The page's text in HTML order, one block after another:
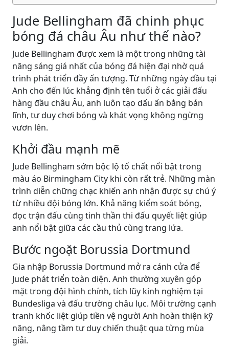
Jude Bellingham đã chinh phục
bóng đá châu Âu như thế nào?
Jude Bellingham được xem là một trong những tài
năng sáng giá nhất của bóng đá hiện đại nhờ quá
trình phát triển đầy ấn tượng. Từ những ngày đầu tại
Anh cho đến lúc khẳng định tên tuổi ở các giải đấu
hàng đầu châu Âu, anh luôn tạo dấu ấn bằng bản
lĩnh, tư duy chơi bóng và khát vọng không ngừng
vươn lên.
Khởi đầu mạnh mẽ
Jude Bellingham sớm bộc lộ tố chất nổi bật trong
màu áo Birmingham City khi còn rất trẻ. Những màn
trình diễn chững chạc khiến anh nhận được sự chú ý
từ nhiều đội bóng lớn. Khả năng kiểm soát bóng,
đọc trận đấu cùng tinh thần thi đấu quyết liệt giúp
anh nổi bật giữa các cầu thủ cùng trang lứa.
Bước ngoặt Borussia Dortmund
Gia nhập Borussia Dortmund mở ra cánh cửa để
Jude phát triển toàn diện. Anh thường xuyên góp
mặt trong đội hình chính, tích lũy kinh nghiệm tại
Bundesliga và đấu trường châu lục. Môi trường cạnh
tranh khốc liệt giúp tiền vệ người Anh hoàn thiện kỹ
năng, nâng tầm tư duy chiến thuật qua từng mùa
giải.